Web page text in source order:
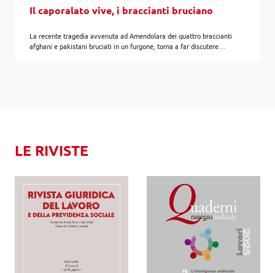
Il caporalato vive, i braccianti bruciano
La recente tragedia avvenuta ad Amendolara dei quattro braccianti
afghani e pakistani bruciati in un furgone, torna a far discutere…
LE RIVISTE